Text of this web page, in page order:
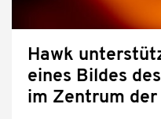
Hawk
eines Bildes
im Zentrum